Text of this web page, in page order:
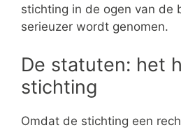
stichting in de ogen van de
serieuzer wordt genomen.
De statuten: het
stichting
Omdat de stichting een